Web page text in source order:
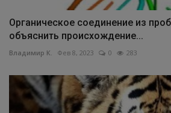
Органическое соединение из
объяснить происхождение...
Владимир К. Фев 8, 2023 0 283